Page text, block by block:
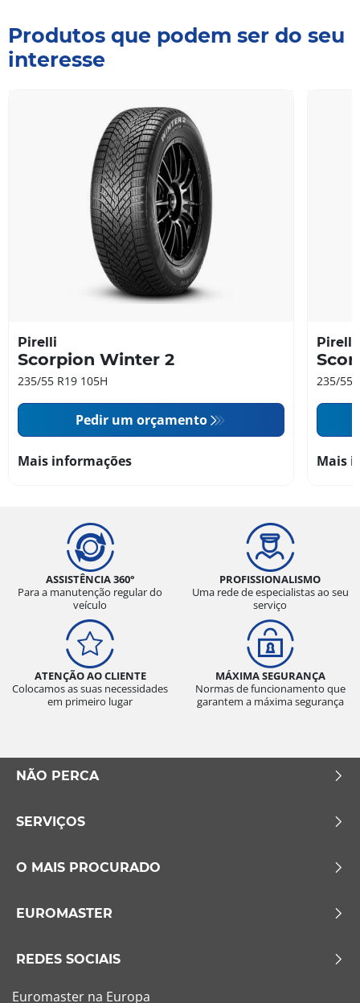
Produtos que podem ser do seu
interesse
Pirelli
Scorpion Winter 2
235/55 R19 105H
Pedir um orçamento
Mais informações
Pirelli
235/55
Mais
ASSISTÊNCIA 360°
Para a manutenção regular do
veículo
PROFISSIONALISMO
Uma rede de especialistas ao seu
serviço
ATENÇÃO AO CLIENTE
Colocamos as suas necessidades
em primeiro lugar
MÁXIMA SEGURANÇA
Normas de funcionamento que
garantem a máxima segurança
NÃO PERCA
SERVIÇOS
O MAIS PROCURADO
EUROMASTER
REDES SOCIAIS
Euromaster na Europa